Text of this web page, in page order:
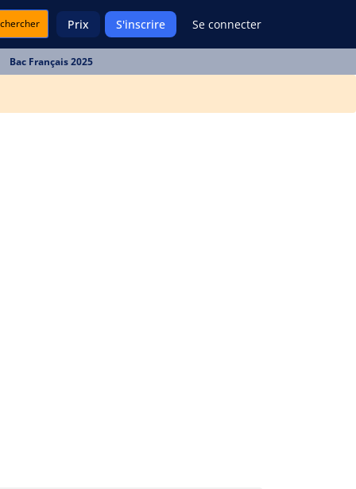
Prix S'inscrire Se connecter
Bac Français 2025